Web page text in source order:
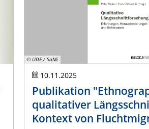
© UDE / SoMi
10.11.2025
Publikation
qualitativer
Kontext von